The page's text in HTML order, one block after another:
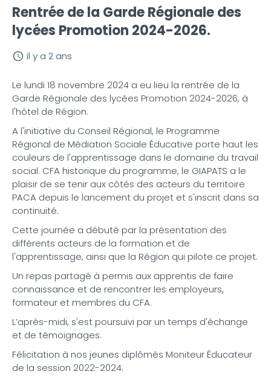
Rentrée de la Garde Régionale des
lycées Promotion 2024-2026.
il y a 2 ans
Le lundi 18 novembre 2024 a eu lieu la rentrée de la
Garde Régionale des lycées Promotion 2024-2026, à
l'hôtel de Région.
A l'initiative du Conseil Régional, le Programme
Régional de Médiation Sociale Éducative porte haut les
couleurs de l'apprentissage dans le domaine du travail
social. CFA historique du programme, le GIAPATS a le
plaisir de se tenir aux côtés des acteurs du territoire
PACA depuis le lancement du projet et s'inscrit dans sa
continuité.
Cette journée a débuté par la présentation des
différents acteurs de la formation et de
l'apprentissage, ainsi que la Région qui pilote ce projet.
Un repas partagé à permis aux apprentis de faire
connaissance et de rencontrer les employeurs,
formateur et membres du CFA.
L’après-midi, s'est poursuivi par un temps d'échange
et de témoignages.
Félicitation à nos jeunes diplômés Moniteur Éducateur
de la session 2022-2024.